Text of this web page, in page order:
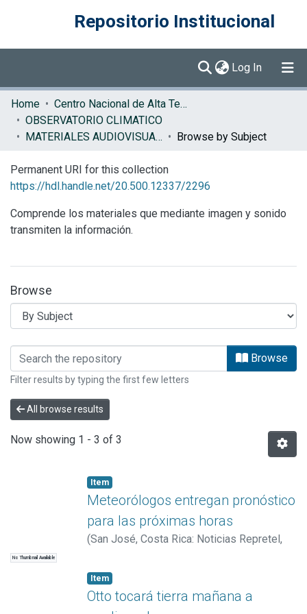
Repositorio Institucional
Log In (current)
Communities & Collections
Browse DSpace
Home
Centro Nacional de Alta Tecnología (CENAT)
OBSERVATORIO CLIMATICO
MATERIALES AUDIOVISUALES OBSERVATORIO CLIMATICO
Browse by Subject
Permanent URI for this collection
https://hdl.handle.net/20.500.12337/2296
Comprende los materiales que mediante imagen y sonido
transmiten la información.
Browse
Browsing MATERIALES Browse
Filter results by typing the first few letters
All browse results
Now showing 1 - 3 of 3
No Thumbnail Available
Item
Meteorólogos entregan pronóstico
para las próximas horas
(San José, Costa Rica: Noticias Repretel,
Item
Otto tocará tierra mañana a